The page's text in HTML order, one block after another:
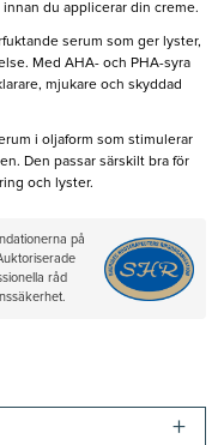
du applicerar din creme.
serum som ger lyster,
Med AHA- och PHA-syra
mjukare och skyddad
i oljaform som stimulerar
Den passar särskilt bra för
och lyster.
på
råd
+